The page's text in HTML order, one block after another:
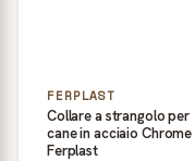
FERPLAST
Collare a strangolo per
cane in acciaio Chrome
Ferplast